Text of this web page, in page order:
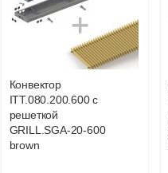
Конвектор
ITTL.070.160.1300
GRILL.SGWL-16-
29 122
Конвектор
ITT.080.200.600 с
решеткой
GRILL.SGA-20-600
brown